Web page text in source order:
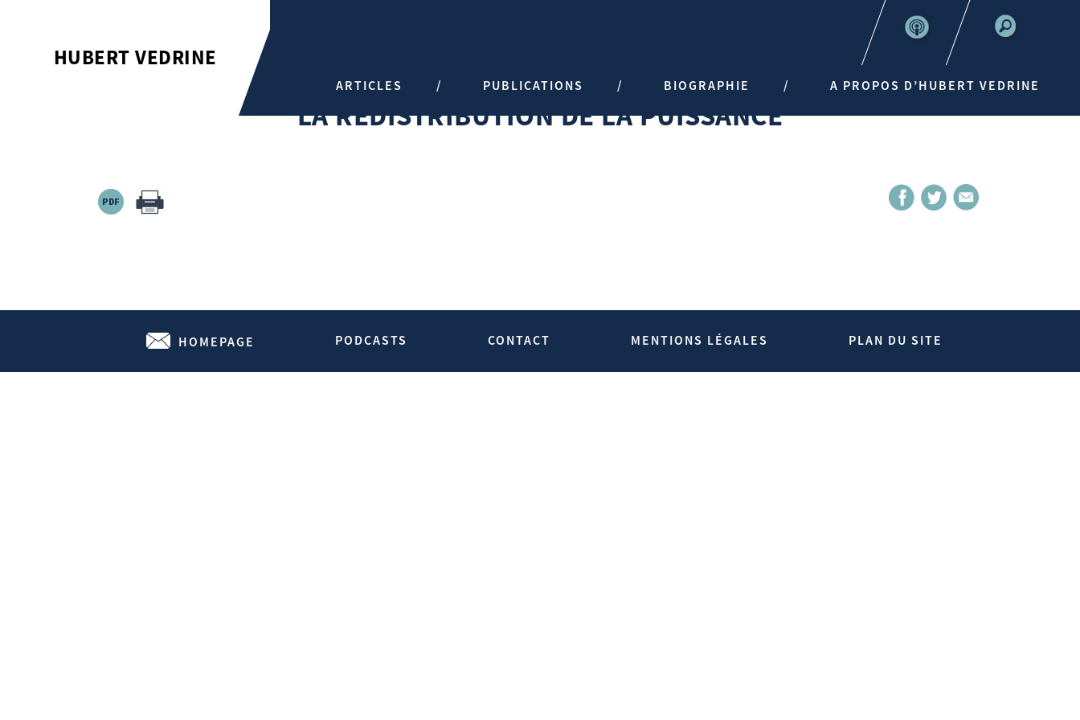
HUBERT VEDRINE
ARTICLES PUBLICATIONS BIOGRAPHIE A PROPOS D’HUBERT VEDRINE
LA REDISTRIBUTION DE LA PUISSANCE
LA REDISTRIBUTION DE LA PUISSANCE
La redistribution de la puissance
Source:Https://www.hubertvedrine.net
HOMEPAGE PODCASTS CONTACT MENTIONS LÉGALES PLAN DU SITE